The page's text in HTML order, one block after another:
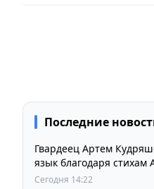
Последние
Гвардеец Артем
язык благодаря стихам
Сегодня 14:22